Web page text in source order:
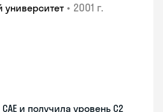
университет • 2001 г.
и получила уровень С2